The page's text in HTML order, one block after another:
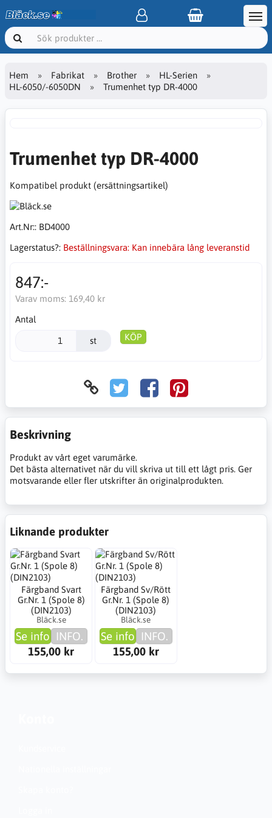
Hem Fabrikat Brother
HL-Serien
HL-6050/-6050DN
Trumenhet typ DR-4000
Trumenhet typ DR-4000
Kompatibel produkt (ersättningsartikel)
Art.Nr:: BD4000
Lagerstatus?: Beställningsvara: Kan innebära lång leveranstid
847:-
Varav moms: 169,40 kr
Antal
st KÖP
Beskrivning
Produkt av vårt eget varumärke.
Det bästa alternativet när du vill skriva ut till ett lågt pris. Ger
motsvarande eller fler utskrifter än originalprodukten.
Liknande produkter
Färgband Svart
Gr.Nr. 1 (Spole 8)
(DIN2103)
Bläck.se
Se info INFO.
155,00 kr
Färgband Sv/Rött
Gr.Nr. 1 (Spole 8)
(DIN2103)
Bläck.se
Se info INFO.
155,00 kr